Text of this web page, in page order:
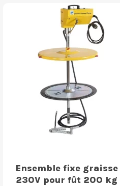
Ensemble fixe graisse
230V pour fût 200 kg